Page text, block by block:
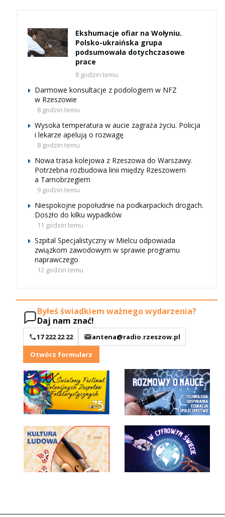
Ekshumacje ofiar na Wołyniu.
Polsko-ukraińska grupa
podsumowała dotychczasowe
prace
8 godzin temu
Darmowe konsultacje z podologiem w NFZ
w Rzeszowie
8 godzin temu
Wysoka temperatura w aucie zagraża życiu. Policja
i lekarze apelują o rozwagę
8 godzin temu
Nowa trasa kolejowa z Rzeszowa do Warszawy.
Potrzebna rozbudowa linii między Rzeszowem
a Tarnobrzegiem
9 godzin temu
Niespokojne popołudnie na podkarpackich drogach.
Doszło do kilku wypadków
11 godzin temu
Szpital Specjalistyczny w Mielcu odpowiada
związkom zawodowym w sprawie programu
naprawczego
12 godzin temu
Byłeś świadkiem ważnego wydarzenia?
Daj nam znać!
17 222 22 22
antena@radio.rzeszow.pl
Otwórz formularz